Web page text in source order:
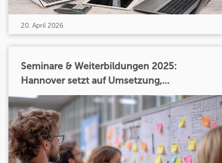
20. April 2026
Seminare & Weiterbildungen 2025:
Hannover setzt auf Umsetzung,...